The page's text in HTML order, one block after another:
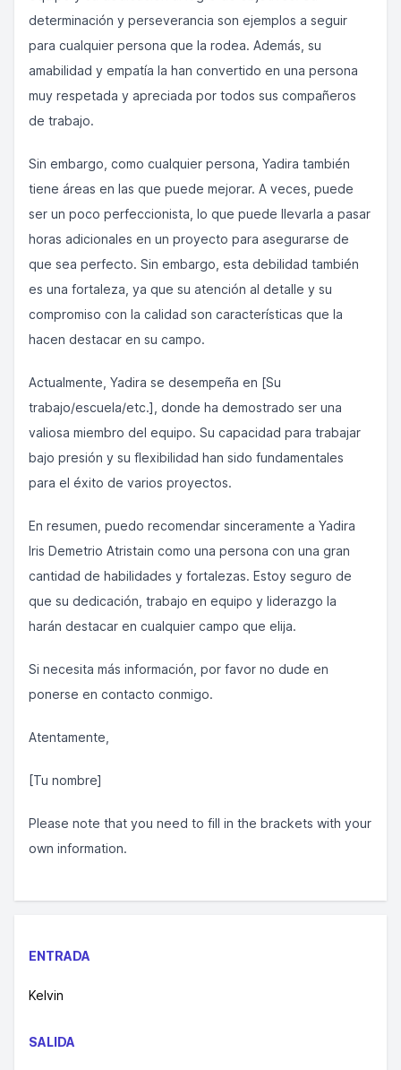
determinación y perseverancia son ejemplos a seguir
para cualquier persona que la rodea. Además, su
amabilidad y empatía la han convertido en una persona
muy respetada y apreciada por todos sus compañeros
de trabajo.
Sin embargo, como cualquier persona, Yadira también
tiene áreas en las que puede mejorar. A veces, puede
ser un poco perfeccionista, lo que puede llevarla a pasar
horas adicionales en un proyecto para asegurarse de
que sea perfecto. Sin embargo, esta debilidad también
es una fortaleza, ya que su atención al detalle y su
compromiso con la calidad son características que la
hacen destacar en su campo.
Actualmente, Yadira se desempeña en [Su
trabajo/escuela/etc.], donde ha demostrado ser una
valiosa miembro del equipo. Su capacidad para trabajar
bajo presión y su flexibilidad han sido fundamentales
para el éxito de varios proyectos.
En resumen, puedo recomendar sinceramente a Yadira
Iris Demetrio Atristain como una persona con una gran
cantidad de habilidades y fortalezas. Estoy seguro de
que su dedicación, trabajo en equipo y liderazgo la
harán destacar en cualquier campo que elija.
Si necesita más información, por favor no dude en
ponerse en contacto conmigo.
Atentamente,
[Tu nombre]
Please note that you need to fill in the brackets with your
own information.
ENTRADA
Kelvin
SALIDA